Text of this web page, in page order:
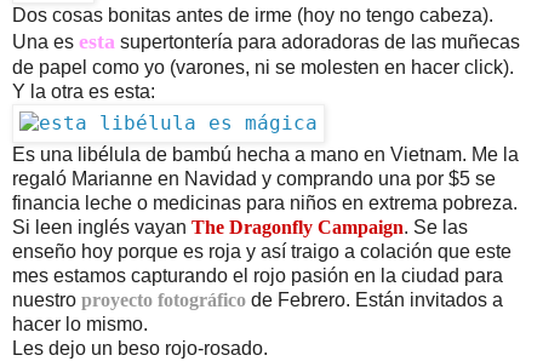
Dos cosas bonitas antes de irme (hoy no tengo cabeza).
Una es esta supertontería para adoradoras de las muñecas
de papel como yo (varones, ni se molesten en hacer click).
Y la otra es esta:
Es una libélula de bambú hecha a mano en Vietnam. Me la
regaló Marianne en Navidad y comprando una por $5 se
financia leche o medicinas para niños en extrema pobreza.
Si leen inglés vayan The Dragonfly Campaign. Se las
enseño hoy porque es roja y así traigo a colación que este
mes estamos capturando el rojo pasión en la ciudad para
nuestro proyecto fotográfico de Febrero. Están invitados a
hacer lo mismo.
Les dejo un beso rojo-rosado.